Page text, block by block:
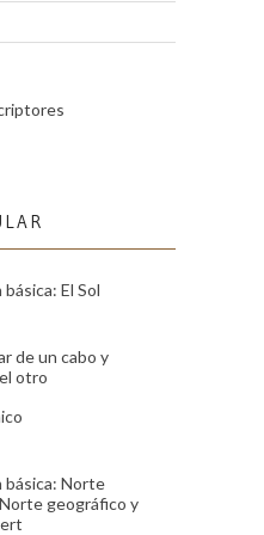
El Sol
de un cabo y
otro
Norte
geográfico y